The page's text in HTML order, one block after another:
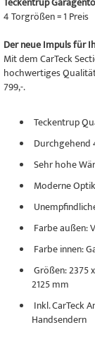
4 Torgrößen = 1 Preis
Der neue Impuls für
Mit dem CarTeck
hochwertiges
799,-.
Teckentrup
Durchgehend
Sehr hohe
Moderne
Farbe außen:
Farbe innen:
Größen: 2375
2125 mm
Inkl. CarTeck
Handsendern